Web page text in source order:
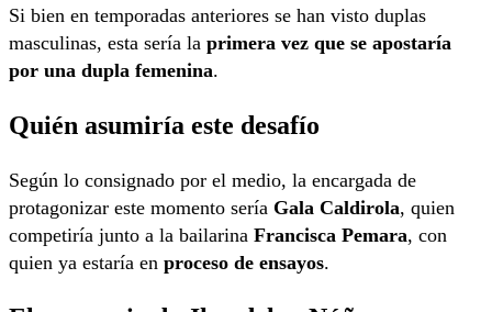
Si bien en temporadas anteriores se han visto duplas
masculinas, esta sería la primera vez que se apostaría
por una dupla femenina.
Quién asumiría este desafío
Según lo consignado por el medio, la encargada de
protagonizar este momento sería Gala Caldirola, quien
competiría junto a la bailarina Francisca Pemara, con
quien ya estaría en proceso de ensayos.